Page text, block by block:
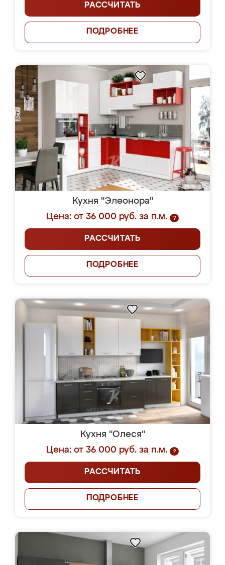
РАССЧИТАТЬ
ПОДРОБНЕЕ
Кухня "Элеонора"
Цена: от 36 000 руб. за п.м.
?
РАССЧИТАТЬ
ПОДРОБНЕЕ
Кухня "Олеся"
Цена: от 36 000 руб. за п.м.
?
РАССЧИТАТЬ
ПОДРОБНЕЕ